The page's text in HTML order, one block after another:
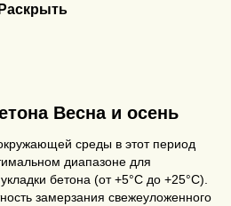
Раскрыть
Весна и осень
среды в этот период
диапазоне для
бетона (от +5°C до +25°C).
замерзания свежеуложенного